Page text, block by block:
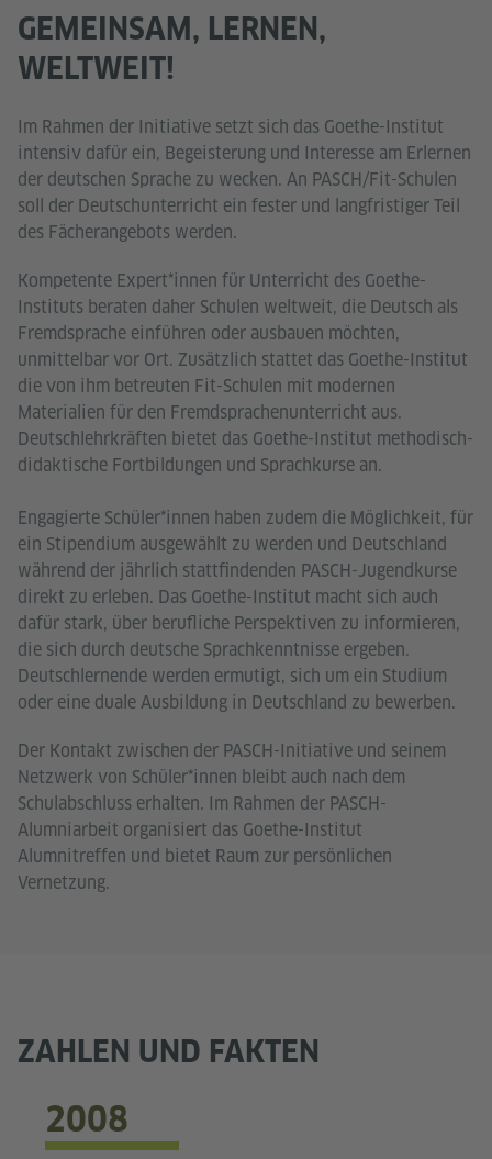
GEMEINSAM, LERNEN,
WELTWEIT!
Im Rahmen der Initiative setzt sich das Goethe-Institut
intensiv dafür ein, Begeisterung und Interesse am Erlernen
der deutschen Sprache zu wecken. An PASCH/Fit-Schulen
soll der Deutschunterricht ein fester und langfristiger Teil
des Fächerangebots werden.
Kompetente Expert*innen für Unterricht des Goethe-
Instituts beraten daher Schulen weltweit, die Deutsch als
Fremdsprache einführen oder ausbauen möchten,
unmittelbar vor Ort. Zusätzlich stattet das Goethe-Institut
die von ihm betreuten Fit-Schulen mit modernen
Materialien für den Fremdsprachenunterricht aus.
Deutschlehrkräften bietet das Goethe-Institut methodisch-
didaktische Fortbildungen und Sprachkurse an.
Engagierte Schüler*innen haben zudem die Möglichkeit, für
ein Stipendium ausgewählt zu werden und Deutschland
während der jährlich stattfindenden PASCH-Jugendkurse
direkt zu erleben. Das Goethe-Institut macht sich auch
dafür stark, über berufliche Perspektiven zu informieren,
die sich durch deutsche Sprachkenntnisse ergeben.
Deutschlernende werden ermutigt, sich um ein Studium
oder eine duale Ausbildung in Deutschland zu bewerben.
Der Kontakt zwischen der PASCH-Initiative und seinem
Netzwerk von Schüler*innen bleibt auch nach dem
Schulabschluss erhalten. Im Rahmen der PASCH-
Alumniarbeit organisiert das Goethe-Institut
Alumnitreffen und bietet Raum zur persönlichen
Vernetzung.
ZAHLEN UND FAKTEN
2008